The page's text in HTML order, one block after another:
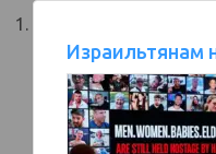
Израильтянам